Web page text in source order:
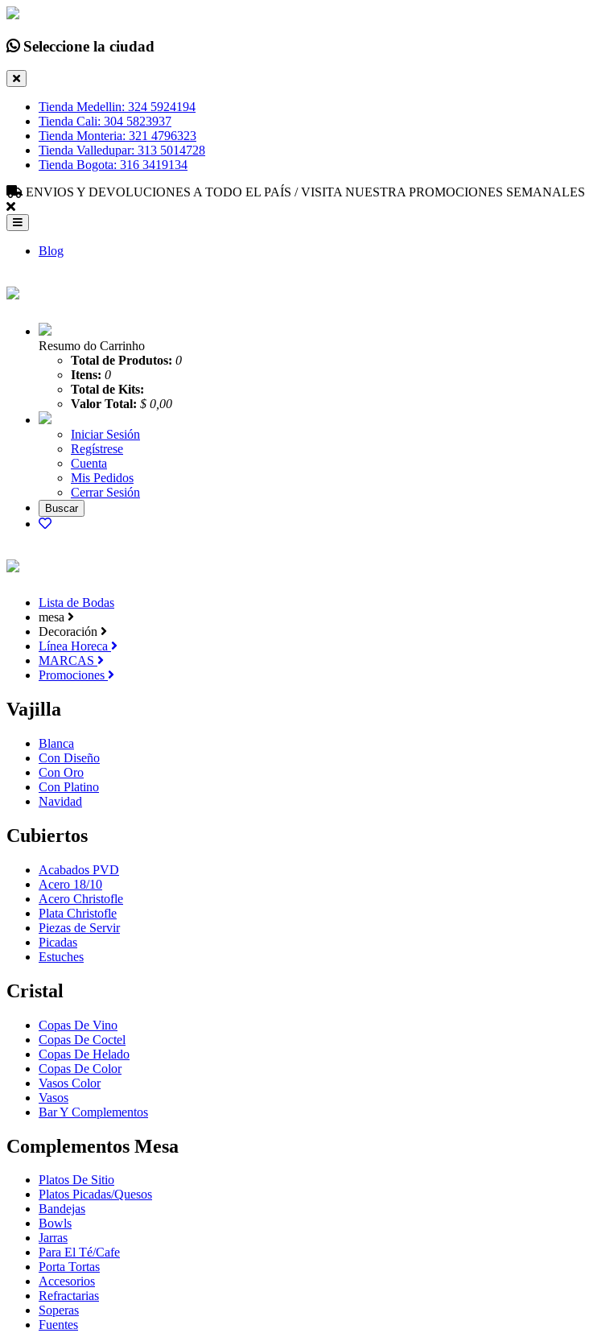
Seleccione la ciudad
Tienda Medellin: 324 5924194
Tienda Cali: 304 5823937
Tienda Monteria: 321 4796323
Tienda Valledupar: 313 5014728
Tienda Bogota: 316 3419134
ENVIOS Y DEVOLUCIONES A TODO EL PAÍS / VISITA NUESTRA PROMOCIONES SEMANALES
Blog
Resumo do Carrinho
Total de Produtos: 0
Itens: 0
Total de Kits:
Valor Total: $ 0,00
Iniciar Sesión
Regístrese
Cuenta
Mis Pedidos
Cerrar Sesión
Lista de Bodas
mesa
Decoración
Línea Horeca
MARCAS
Promociones
Vajilla
Blanca
Con Diseño
Con Oro
Con Platino
Navidad
Cubiertos
Acabados PVD
Acero 18/10
Acero Christofle
Plata Christofle
Piezas de Servir
Picadas
Estuches
Cristal
Copas De Vino
Copas De Coctel
Copas De Helado
Copas De Color
Vasos Color
Vasos
Bar Y Complementos
Complementos Mesa
Platos De Sitio
Platos Picadas/Quesos
Bandejas
Bowls
Jarras
Para El Té/Cafe
Porta Tortas
Accesorios
Refractarias
Soperas
Fuentes